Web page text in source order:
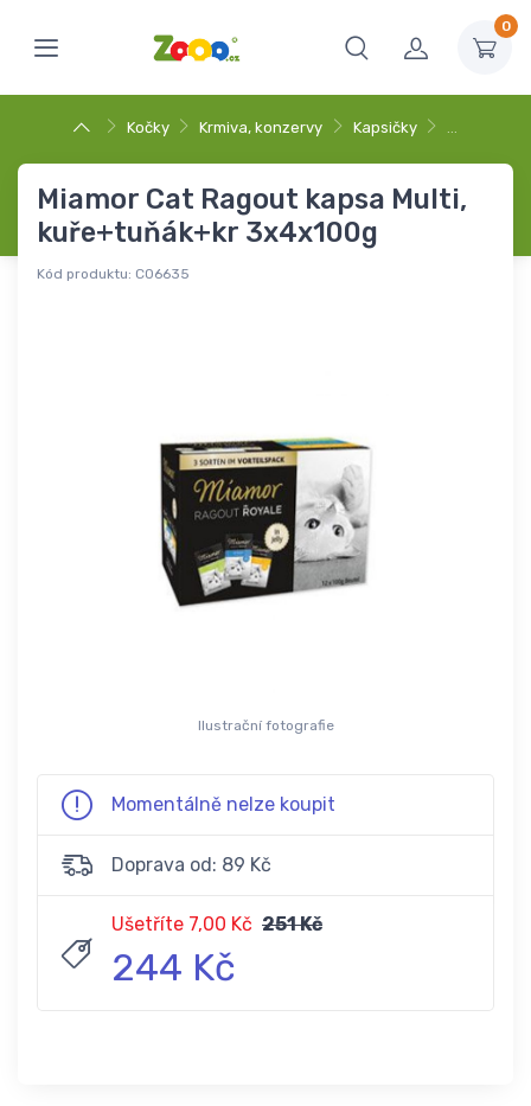
0
Kočky Krmiva, konzervy Kapsičky …
Miamor Cat Ragout kapsa Multi,
kuře+tuňák+kr 3x4x100g
Kód produktu: C06635
Ilustrační fotografie
Momentálně nelze koupit
Doprava od: 89 Kč
Ušetříte 7,00 Kč 251 Kč
244 Kč